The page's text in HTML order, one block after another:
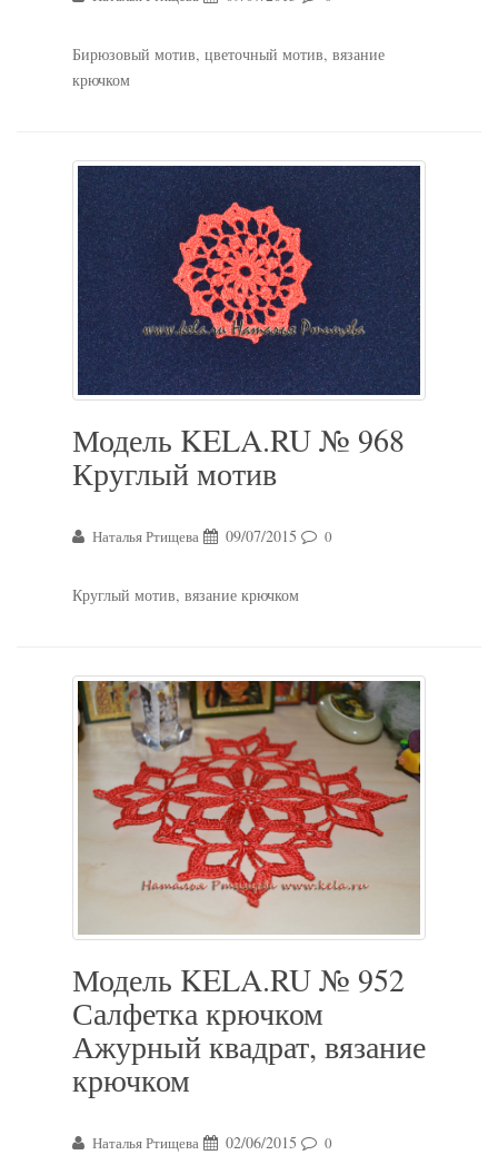
Бирюзовый мотив, цветочный мотив, вязание
крючком
Модель KELA.RU № 968
Круглый мотив
Наталья Ртищева 09/07/2015 0
Круглый мотив, вязание крючком
Модель KELA.RU № 952
Салфетка крючком
Ажурный квадрат, вязание
крючком
Наталья Ртищева 02/06/2015 0